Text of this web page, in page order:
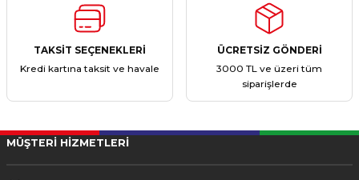
TAKSİT SEÇENEKLERİ
Kredi kartına taksit ve havale
ÜCRETSİZ GÖNDERİ
3000 TL ve üzeri tüm
siparişlerde
MÜŞTERİ HİZMETLERİ